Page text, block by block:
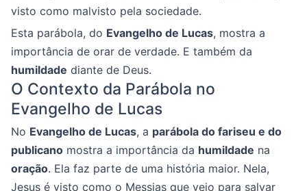
visto como malvisto pela sociedade.
Esta parábola, do Evangelho de Lucas, mostra a
importância de orar de verdade. E também da
humildade diante de Deus.
O Contexto da Parábola no
Evangelho de Lucas
No Evangelho de Lucas, a parábola do fariseu e do
publicano mostra a importância da humildade na
oração. Ela faz parte de uma história maior. Nela,
Jesus é visto como o Messias que veio para salvar